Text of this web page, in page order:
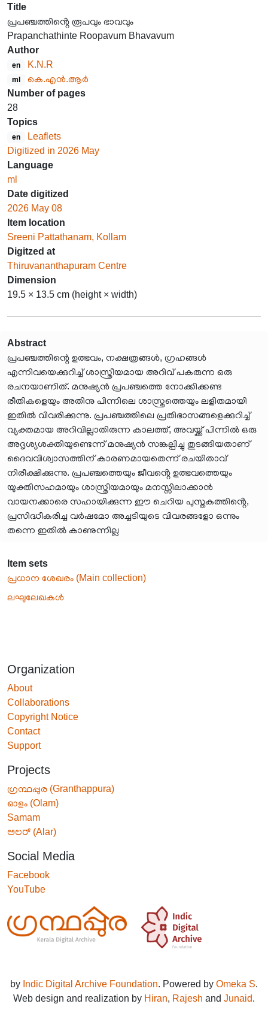
Title
പ്രപഞ്ചത്തിൻ്റെ രൂപവും ഭാവവും
Prapanchathinte Roopavum Bhavavum
Author
en K.N.R
ml
കെ.എൻ.ആർ
Number of pages
28
Topics
en
Leaflets
Digitized in 2026 May
Language
ml
Date digitized
2026 May 08
Item location
Sreeni Pattathanam, Kollam
Digitzed at
Thiruvananthapuram Centre
Dimension
19.5 × 13.5 cm (height × width)
Abstract
പ്രപഞ്ചത്തിന്റെ ഉത്ഭവം, നക്ഷത്രങ്ങൾ, ഗ്രഹങ്ങൾ
എന്നിവയെക്കുറിച്ച് ശാസ്ത്രീയമായ അറിവ് പകരുന്ന ഒരു
രചനയാണിത്. മനുഷ്യൻ പ്രപഞ്ചത്തെ നോക്കിക്കണ്ട
രീതികളെയും അതിനു പിന്നിലെ ശാസ്ത്രത്തെയും ലളിതമായി
ഇതിൽ വിവരിക്കുന്നു. പ്രപഞ്ചത്തിലെ പ്രതിഭാസങ്ങളെക്കുറിച്ച്
വ്യക്തമായ അറിവില്ലാതിരുന്ന കാലത്ത്, അവയ്ക്ക് പിന്നിൽ ഒരു
അദൃശ്യശക്തിയുണ്ടെന്ന് മനുഷ്യൻ സങ്കല്പിച്ചു തുടങ്ങിയതാണ്
ദൈവവിശ്വാസത്തിന് കാരണമായതെന്ന് രചയിതാവ്
നിരീക്ഷിക്കുന്നു. പ്രപഞ്ചത്തെയും ജീവൻ്റെ ഉത്ഭവത്തെയും
യുക്തിസഹമായും ശാസ്ത്രീയമായും മനസ്സിലാക്കാൻ
വായനക്കാരെ സഹായിക്കുന്ന ഈ ചെറിയ പുസ്തകത്തിൻ്റെ,
പ്രസിദ്ധീകരിച്ച വർഷമോ അച്ചടിയുടെ വിവരങ്ങളോ ഒന്നും
തന്നെ ഇതിൽ കാണുന്നില്ല
Item sets
പ്രധാന ശേഖരം (Main collection)
ലഘുലേഖകൾ
Organization
About
Collaborations
Copyright Notice
Contact
Support
Projects
ഗ്രന്ഥപ്പുര (Granthappura)
ഓളം (Olam)
Samam
ಅಲರ್ (Alar)
Social Media
Facebook
YouTube
by Indic Digital Archive Foundation. Powered by Omeka S.
Web design and realization by Hiran, Rajesh and Junaid.